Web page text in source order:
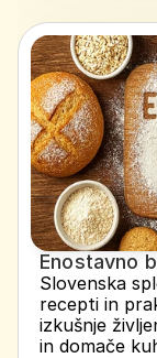
Enostavno
Slovenska
recepti in
izkušnje
in domače